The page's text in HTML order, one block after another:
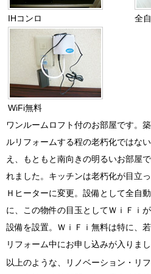
IHコンロ 全
WiFi無料
ワンルームロフト付のお部屋です。
ルリフォームする程の老朽化ではな
え、もともと南向きの明るいお部屋
れました。キッチンは老朽化が目立
Ｈヒーターに変更。設備として全自
に、この物件の目玉としてＷｉＦｉ
設備を設置。ＷｉＦｉ無料は特に、
リフォーム中にお申し込みが入りまし
以上のような、リノベーション・リ